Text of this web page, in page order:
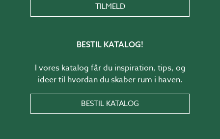
TILMELD
BESTIL KATALOG!
I vores katalog får du inspiration, tips, og
ideer til hvordan du skaber rum i haven.
BESTIL KATALOG